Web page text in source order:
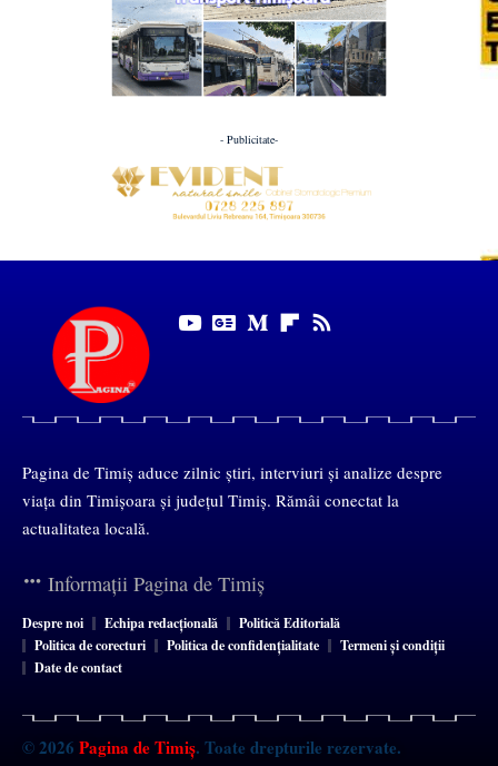
- Publicitate-
Pagina de Timiș aduce zilnic știri, interviuri și analize despre
viața din Timișoara și județul Timiș. Rămâi conectat la
actualitatea locală.
Informații Pagina de Timiș
Despre noi Echipa redacțională
Politică Editorială
Politica de corecturi
Politica de confidențialitate
Termeni și condiții
Date de contact
© 2026 Pagina de Timiș. Toate drepturile rezervate.